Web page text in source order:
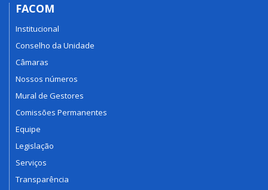
FACOM
Institucional
Conselho da Unidade
Câmaras
Nossos números
Mural de Gestores
Comissões Permanentes
Equipe
Legislação
Serviços
Transparência